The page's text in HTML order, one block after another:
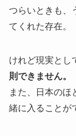
つらいときも、
てくれた存在。
けれど現実とし
則できません。
また、日本のほ
緒に入ることが